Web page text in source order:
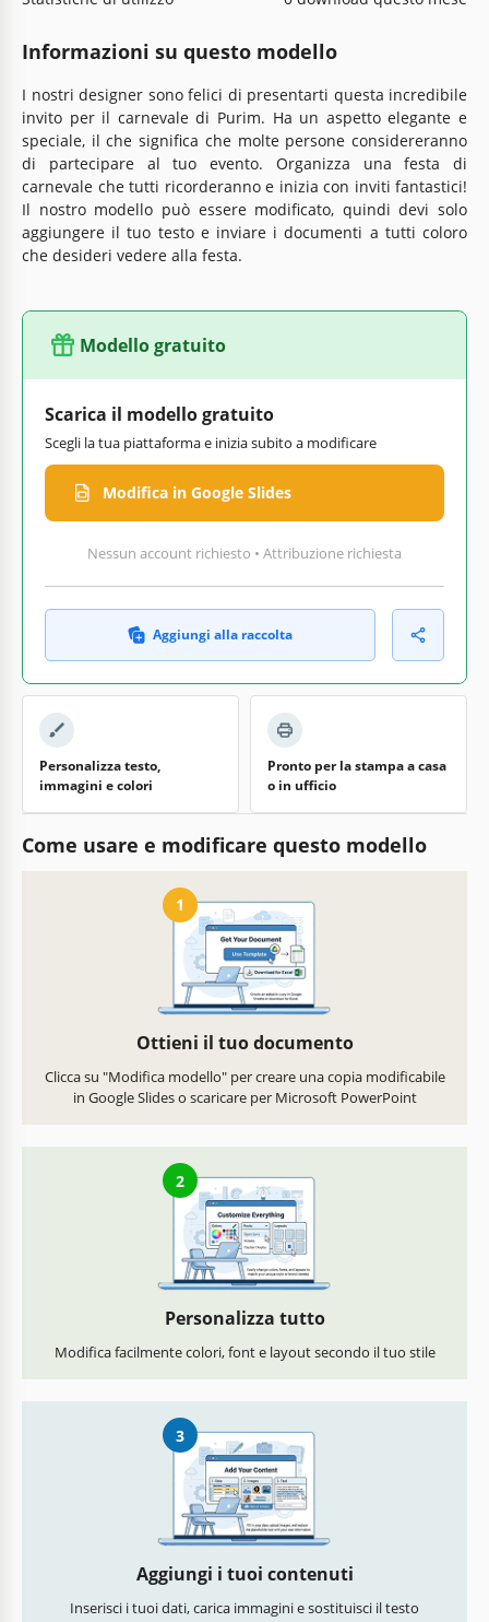
Informazioni su questo modello
I nostri designer sono felici di presentarti questa incredibile
invito per il carnevale di Purim. Ha un aspetto elegante e
speciale, il che significa che molte persone considereranno
di partecipare al tuo evento. Organizza una festa di
carnevale che tutti ricorderanno e inizia con inviti fantastici!
Il nostro modello può essere modificato, quindi devi solo
aggiungere il tuo testo e inviare i documenti a tutti coloro
che desideri vedere alla festa.
Modello gratuito
Scarica il modello gratuito
Scegli la tua piattaforma e inizia subito a modificare
Modifica in Google Slides
Nessun account richiesto • Attribuzione richiesta
Aggiungi alla raccolta
Personalizza testo,
immagini e colori
Pronto per la stampa a casa
o in ufficio
Come usare e modificare questo modello
1
Ottieni il tuo documento
Clicca su "Modifica modello" per creare una copia modificabile
in Google Slides o scaricare per Microsoft PowerPoint
2
Personalizza tutto
Modifica facilmente colori, font e layout secondo il tuo stile
3
Aggiungi i tuoi contenuti
Inserisci i tuoi dati, carica immagini e sostituisci il testo